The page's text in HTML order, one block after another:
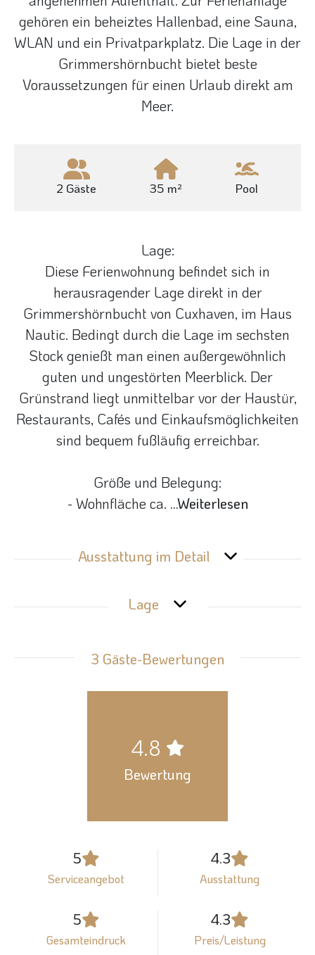
gehören ein beheiztes Hallenbad, eine Sauna,
WLAN und ein Privatparkplatz. Die Lage in der
Grimmershörnbucht bietet beste
Voraussetzungen für einen Urlaub direkt am
Meer.
2 Gäste 35 m² Pool
Lage:
Diese Ferienwohnung befindet sich in
herausragender Lage direkt in der
Grimmershörnbucht von Cuxhaven, im Haus
Nautic. Bedingt durch die Lage im sechsten
Stock genießt man einen außergewöhnlich
guten und ungestörten Meerblick. Der
Grünstrand liegt unmittelbar vor der Haustür,
Restaurants, Cafés und Einkaufsmöglichkeiten
sind bequem fußläufig erreichbar.
Größe und Belegung:
- Wohnfläche ca. ...Weiterlesen
Ausstattung im Detail
Lage
3 Gäste-Bewertungen
4.8
Bewertung
5
Serviceangebot
4.3
Ausstattung
5
Gesamteindruck
4.3
Preis/Leistung